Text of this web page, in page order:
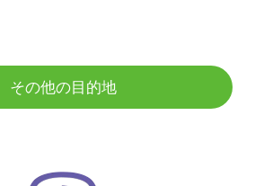
その他の目的地